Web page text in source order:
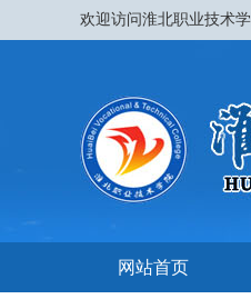
欢迎访问淮北职业技术
网站首页